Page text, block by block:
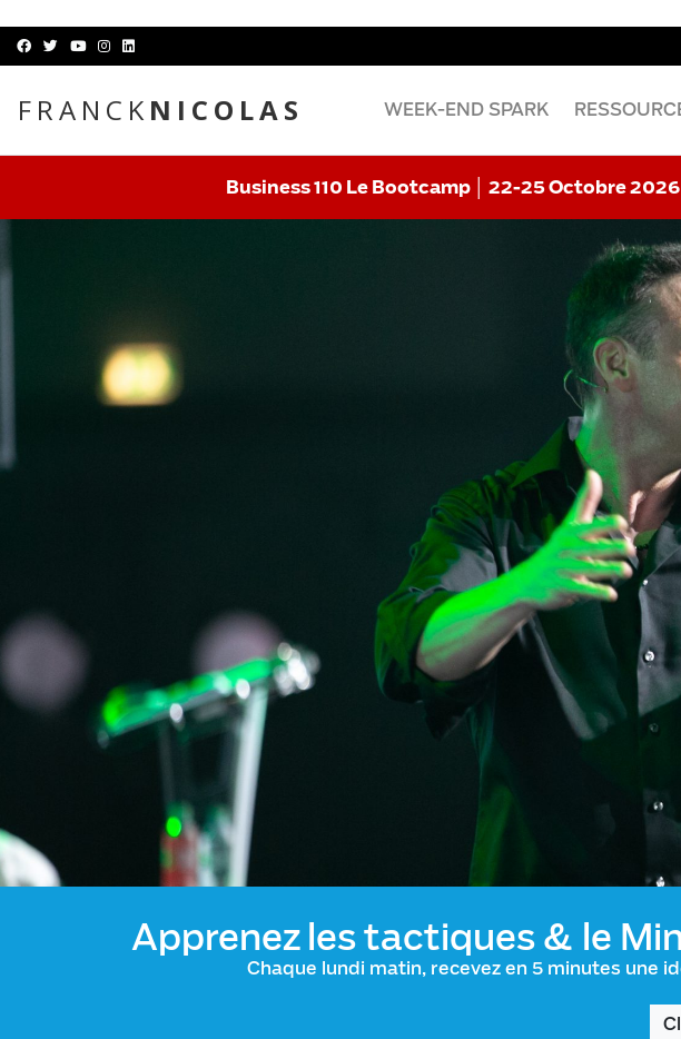
FRANCK NICOLAS WEEK-END SPARK
Business 110 Le Bootcamp │ 22-25 Octobre
Apprenez les tactiques & le
Chaque lundi matin, recevez en 5 minutes